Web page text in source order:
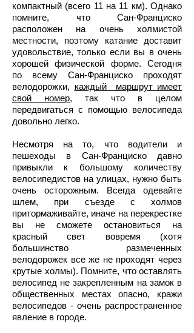
компактный (всего 11 на 11 км). Однако
помните, что Сан-Франциско
расположен на очень холмистой
местности, поэтому катание доставит
удовольствие, только если вы в очень
хорошей физической форме. Сегодня
по всему Сан-Франциско проходят
велодорожки, каждый маршрут имеет
свой номер, так что в целом
передвигаться с помощью велосипеда
довольно легко.
Несмотря на то, что водители и
пешеходы в Сан-Франциско давно
привыкли к большому количеству
велосипедистов на улицах, нужно быть
очень осторожным. Всегда одевайте
шлем, при съезде с холмов
притормаживайте, иначе на перекрестке
вы не сможете остановиться на
красный свет вовремя (хотя
большинство размеченных
велодорожек все же не проходят через
крутые холмы). Помните, что оставлять
велосипед не закрепленным на замок в
общественных местах опасно, кражи
велосипедов - очень распространенное
явление в городе.